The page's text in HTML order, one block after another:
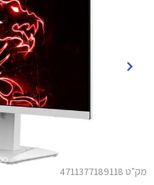
מק"ט 4711377189118